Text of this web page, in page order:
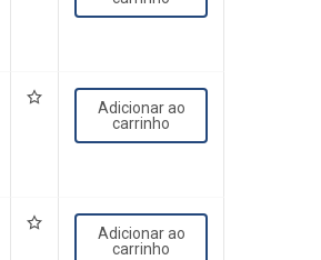
Adicionar ao
carrinho
Adicionar ao
carrinho